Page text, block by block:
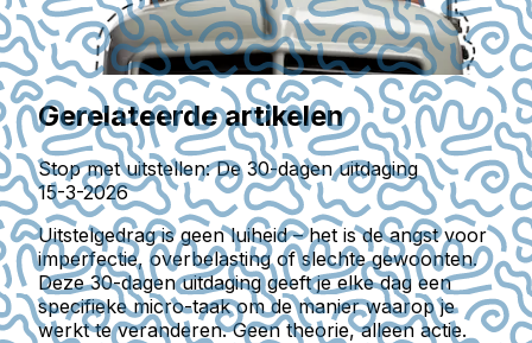
Gerelateerde artikelen
Stop met uitstellen: De 30-dagen uitdaging
15-3-2026
Uitstelgedrag is geen luiheid – het is de angst voor
imperfectie, overbelasting of slechte gewoonten.
Deze 30-dagen uitdaging geeft je elke dag een
specifieke micro-taak om de manier waarop je
werkt te veranderen. Geen theorie, alleen actie.